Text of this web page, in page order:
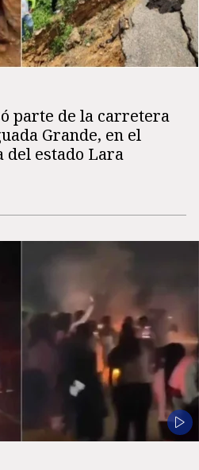
parte de la carretera
Grande, en el
del estado Lara